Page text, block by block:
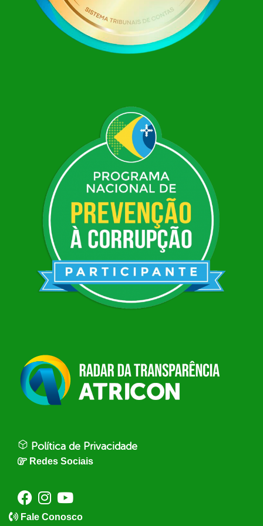
Política de Privacidade
Redes Sociais
Fale Conosco